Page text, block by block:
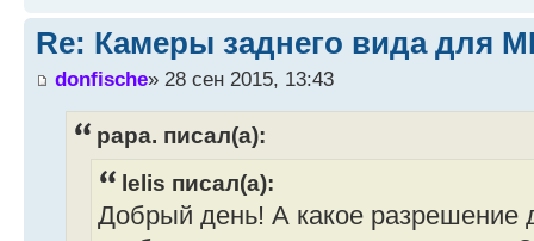
Re: Камеры заднего вида для
donfische» 28 сен 2015, 13:43
papa. писал(а):
lelis писал(а):
Добрый день! А какое разрешение